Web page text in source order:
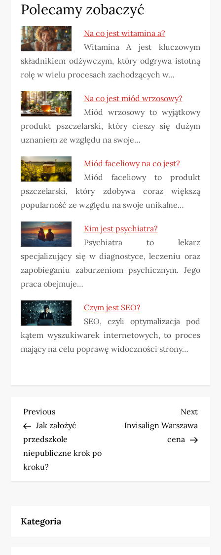
Polecamy zobaczyć
Na co jest witamina a?
Witamina A jest kluczowym
składnikiem odżywczym, który odgrywa istotną
rolę w wielu procesach zachodzących w…
Na co jest miód wrzosowy?
Miód wrzosowy to wyjątkowy
produkt pszczelarski, który cieszy się dużym
uznaniem ze względu na swoje…
Miód faceliowy na co jest?
Miód faceliowy to produkt
pszczelarski, który zdobywa coraz większą
popularność ze względu na swoje unikalne…
Kim jest psychiatra?
Psychiatra to lekarz
specjalizujący się w diagnostyce, leczeniu oraz
zapobieganiu zaburzeniom psychicznym. Jego
praca obejmuje…
Czym jest SEO?
SEO, czyli optymalizacja pod
kątem wyszukiwarek internetowych, to proces
mający na celu poprawę widoczności strony…
N
a
w
a
Previous
Post
Previous
Jak założyć
przedszkole
niepubliczne krok po
kroku?
Next
Post
Next
Invisalign Warszawa
cena
Kategoria